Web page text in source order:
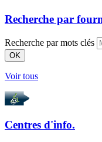
Recherche par
Recherche par mots clés
OK
Voir tous
Centres d'info.